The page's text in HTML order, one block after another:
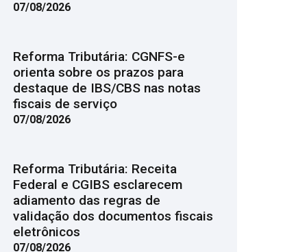
07/08/2026
Reforma Tributária: CGNFS-e
orienta sobre os prazos para
destaque de IBS/CBS nas notas
fiscais de serviço
07/08/2026
Reforma Tributária: Receita
Federal e CGIBS esclarecem
adiamento das regras de
validação dos documentos fiscais
eletrônicos
07/08/2026